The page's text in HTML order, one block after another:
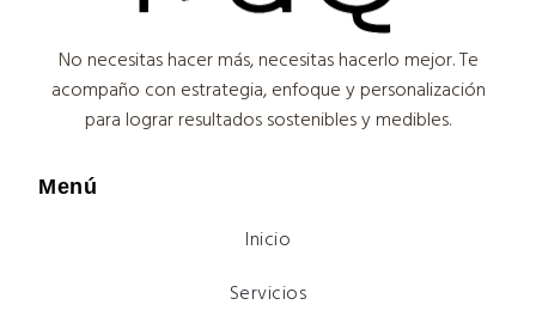
No necesitas hacer más, necesitas hacerlo mejor. Te
acompaño con estrategia, enfoque y personalización
para lograr resultados sostenibles y medibles.
Menú
Inicio
Servicios